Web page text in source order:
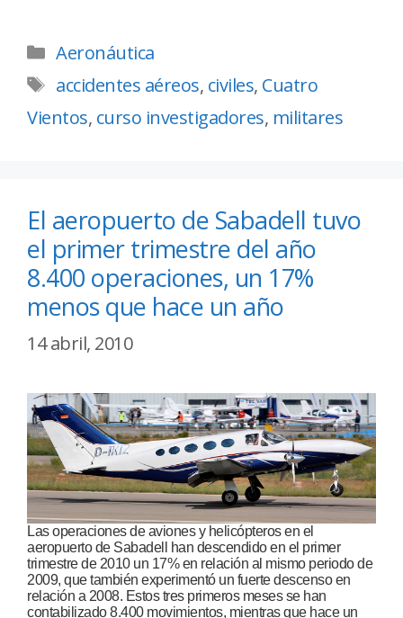
Aeronáutica
accidentes aéreos, civiles, Cuatro
Vientos, curso investigadores, militares
El aeropuerto de Sabadell tuvo
el primer trimestre del año
8.400 operaciones, un 17%
menos que hace un año
14 abril, 2010
Las operaciones de aviones y helicópteros en el
aeropuerto de Sabadell han descendido en el primer
trimestre de 2010 un 17% en relación al mismo periodo de
2009, que también experimentó un fuerte descenso en
relación a 2008. Estos tres primeros meses se han
contabilizado 8.400 movimientos, mientras que hace un